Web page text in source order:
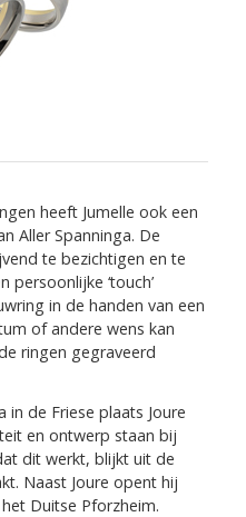
heeft Jumelle ook een
Aller Spanninga. De
te bezichtigen en te
persoonlijke ‘touch’
in de handen van een
of andere wens kan
ringen gegraveerd
in de Friese plaats Joure
en ontwerp staan bij
dit werkt, blijkt uit de
Naast Joure opent hij
Duitse Pforzheim.